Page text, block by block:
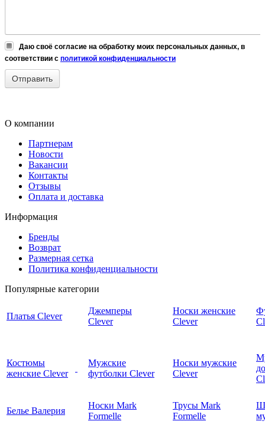
Даю своё согласие на обработку моих персональных данных, в
соответствии с политикой конфиденциальности
О компании
Партнерам
Новости
Вакансии
Контакты
Отзывы
Оплата и доставка
Информация
Бренды
Возврат
Размерная сетка
Политика конфиденциальности
Популярные категории
Платья Clever
Джемперы
Clever
Носки женские
Clever
Костюмы
женские Clever
Мужские
футболки Clever
Носки мужские
Clever
Белье Валерия
Носки Mark
Formelle
Трусы Mark
Formelle